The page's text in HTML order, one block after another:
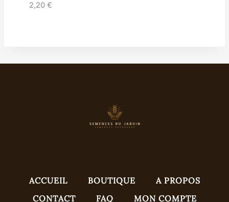
2,20 €
ACCUEIL BOUTIQUE
A PROPOS
CONTACT
FAQ MON COMPTE